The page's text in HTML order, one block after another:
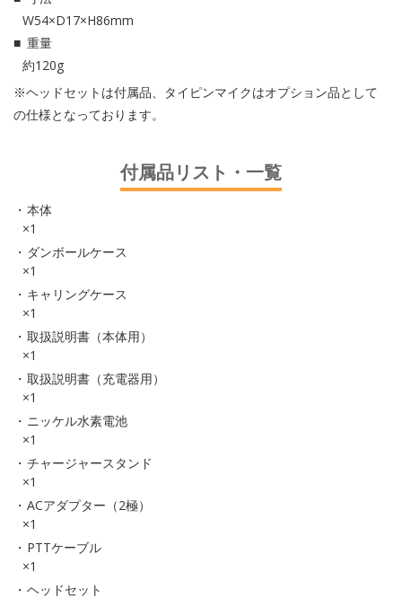
W54×D17×H86mm
重量
約120g
※ヘッドセットは付属品、タイピンマイクはオプション品として
の仕様となっております。
付属品リスト・一覧
本体
×1
ダンボールケース
×1
キャリングケース
×1
取扱説明書（本体用）
×1
取扱説明書（充電器用）
×1
ニッケル水素電池
×1
チャージャースタンド
×1
ACアダプター（2極）
×1
PTTケーブル
×1
ヘッドセット